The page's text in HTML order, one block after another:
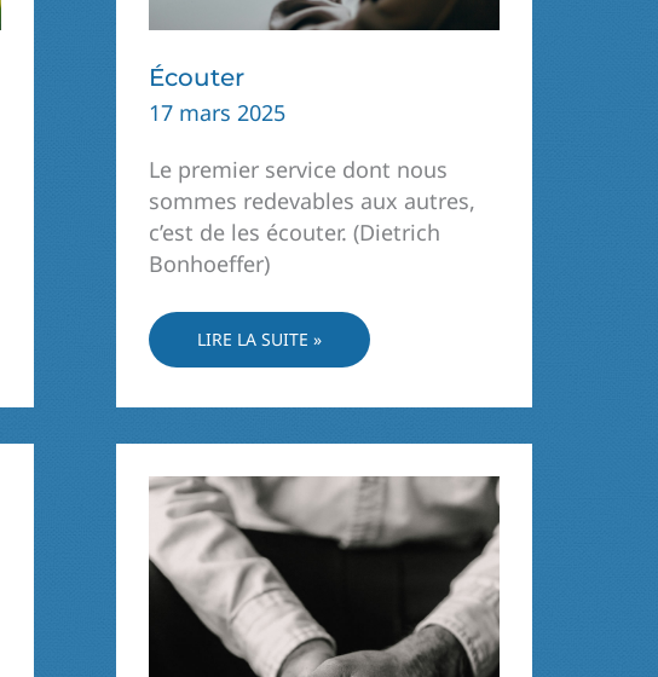
Écouter
17 mars 2025
Le premier service dont nous
sommes redevables aux autres,
c’est de les écouter. (Dietrich
Bonhoeffer)
ÉCOUTER
LIRE LA SUITE »